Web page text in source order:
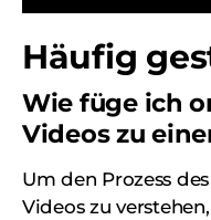
Häufig
Wie füge ich
Videos zu
Um den Prozess
Videos zu